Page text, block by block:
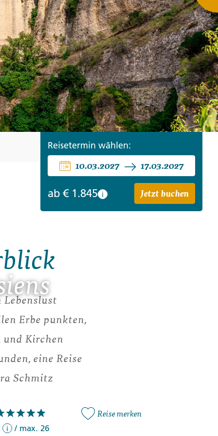
Zypern
Beratung+49 (0) 431 5446-0 Reisefinder öffnen
Beratung+49 (0) 431 5446-0 Reisefinder öffnen
Beratung+49 (0) 431 5446-0 Reisefinder öffnen
Reisetermin wählen:
10.03.2027 17.03.2027
ab € 1.845 i Jetzt buchen
Erbe punkten,
Kirchen
eine Reise
Schmitz
i / max. 26
Reise merken